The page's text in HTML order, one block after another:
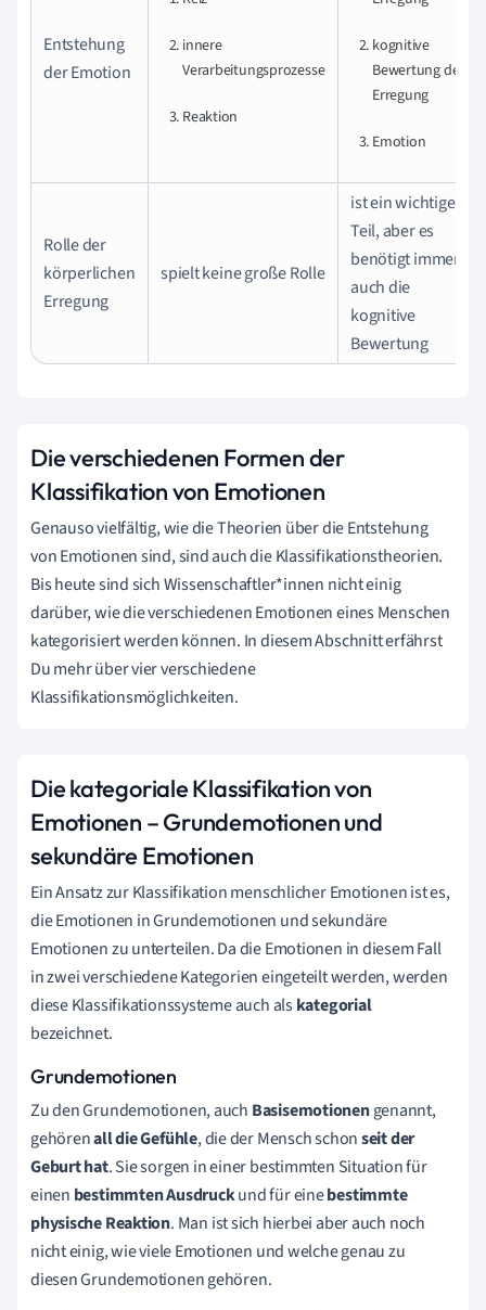
Entstehung
der Emotion
innere
Verarbeitungsprozesse
Reaktion
kognitive
Bewertung der
Erregung
Emotion
Rolle der
körperlichen
Erregung
spielt keine große Rolle
ist ein wichtiger
Teil, aber es
benötigt immer
auch die
kognitive
Bewertung
Die verschiedenen Formen der
Klassifikation von Emotionen
Genauso vielfältig, wie die Theorien über die Entstehung
von Emotionen sind, sind auch die Klassifikationstheorien.
Bis heute sind sich Wissenschaftler*innen nicht einig
darüber, wie die verschiedenen Emotionen eines Menschen
kategorisiert werden können. In diesem Abschnitt erfährst
Du mehr über vier verschiedene
Klassifikationsmöglichkeiten.
Die kategoriale Klassifikation von
Emotionen – Grundemotionen und
sekundäre Emotionen
Ein Ansatz zur Klassifikation menschlicher Emotionen ist es,
die Emotionen in Grundemotionen und sekundäre
Emotionen zu unterteilen. Da die Emotionen in diesem Fall
in zwei verschiedene Kategorien eingeteilt werden, werden
diese Klassifikationssysteme auch alskategorial
bezeichnet.
Grundemotionen
Zu den Grundemotionen, auch Basisemotionengenannt,
gehörenall die Gefühle, die der Mensch schonseit der
Geburt hat. Sie sorgen in einer bestimmten Situation für
einen bestimmten Ausdruckund für einebestimmte
physische Reaktion. Man ist sich hierbei aber auch noch
nicht einig, wie viele Emotionen und welche genau zu
diesen Grundemotionen gehören.